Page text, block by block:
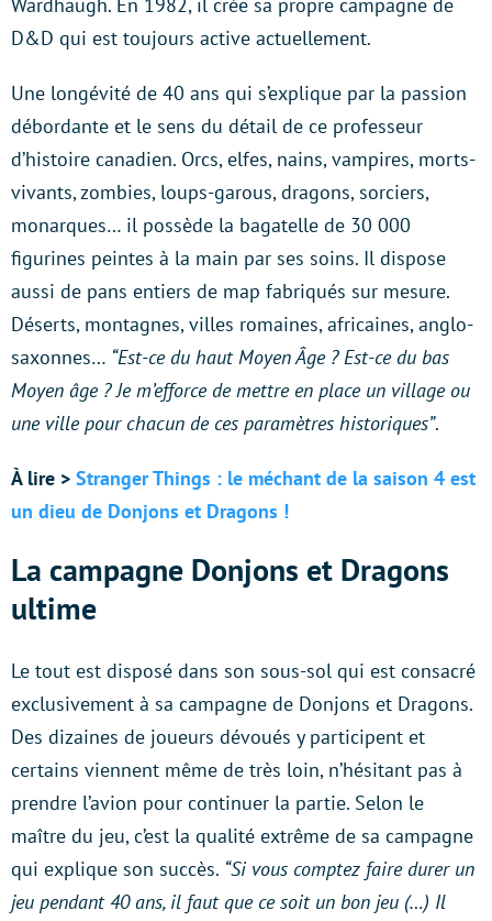
Wardhaugh. En 1982, il crée sa propre campagne de
D&D qui est toujours active actuellement.
Une longévité de 40 ans qui s’explique par la passion
débordante et le sens du détail de ce professeur
d’histoire canadien. Orcs, elfes, nains, vampires, morts-
vivants, zombies, loups-garous, dragons, sorciers,
monarques… il possède la bagatelle de 30 000
figurines peintes à la main par ses soins. Il dispose
aussi de pans entiers de map fabriqués sur mesure.
Déserts, montagnes, villes romaines, africaines, anglo-
saxonnes… “Est-ce du haut Moyen Âge ? Est-ce du bas
Moyen âge ? Je m’efforce de mettre en place un village ou
une ville pour chacun de ces paramètres historiques”.
À lire > Stranger Things : le méchant de la saison 4 est
un dieu de Donjons et Dragons !
La campagne Donjons et Dragons
ultime
Le tout est disposé dans son sous-sol qui est consacré
exclusivement à sa campagne de Donjons et Dragons.
Des dizaines de joueurs dévoués y participent et
certains viennent même de très loin, n’hésitant pas à
prendre l’avion pour continuer la partie. Selon le
maître du jeu, c’est la qualité extrême de sa campagne
qui explique son succès. “Si vous comptez faire durer un
jeu pendant 40 ans, il faut que ce soit un bon jeu (…) Il